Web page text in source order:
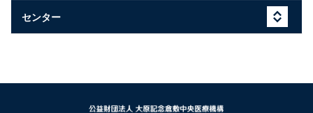
センター